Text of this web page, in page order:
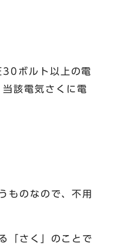
30ボルト以上の電
該電気さくに電
ものなので、不用
「さく」のことで